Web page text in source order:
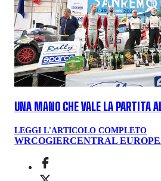
UNA MANO CHE VALE LA PARTITA
LEGGI L'ARTICOLO COMPLETO
WRCOGIERCENTRAL